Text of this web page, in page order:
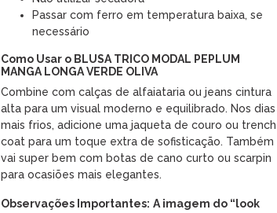
Passar com ferro em temperatura baixa, se
necessário
Como Usar o BLUSA TRICO MODAL PEPLUM
MANGA LONGA VERDE OLIVA
Combine com calças de alfaiataria ou jeans cintura
alta para um visual moderno e equilibrado. Nos dias
mais frios, adicione uma jaqueta de couro ou trench
coat para um toque extra de sofisticação. Também
vai super bem com botas de cano curto ou scarpin
para ocasiões mais elegantes.
Observações Importantes: A imagem do “look